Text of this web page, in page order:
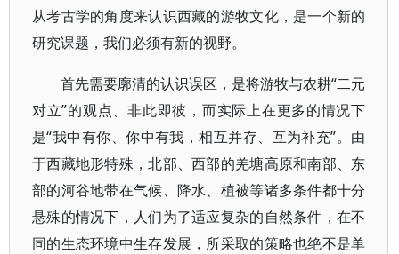
从考古学的角度来认识西藏的游牧文化，是一个新的
研究课题，我们必须有新的视野。
首先需要廓清的认识误区，是将游牧与农耕“二元
对立”的观点、非此即彼，而实际上在更多的情况下
是“我中有你、你中有我，相互并存、互为补充”。由
于西藏地形特殊，北部、西部的羌塘高原和南部、东
部的河谷地带在气候、降水、植被等诸多条件都十分
悬殊的情况下，人们为了适应复杂的自然条件，在不
同的生态环境中生存发展，所采取的策略也绝不是单